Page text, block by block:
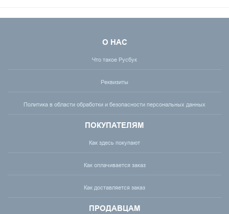
О НАС
Что такое Русбук
Реквизиты
Политика в области обработки и безопасности персональных данных
ПОКУПАТЕЛЯМ
Как здесь покупают
Как оплачивается заказ
Как доставляется заказ
ПРОДАВЦАМ